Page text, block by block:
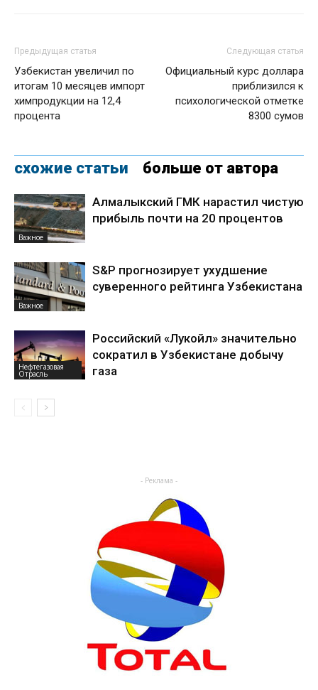
Предыдущая статья
Узбекистан увеличил по
итогам 10 месяцев импорт
химпродукции на 12,4
процента
Следующая статья
Официальный курс доллара
приблизился к
психологической отметке
8300 сумов
схожие статьи больше от автора
Важное
Алмалыкский ГМК нарастил чистую
прибыль почти на 20 процентов
Важное
S&P прогнозирует ухудшение
суверенного рейтинга Узбекистана
Нефтегазовая
Отрасль
Российский «Лукойл» значительно
сократил в Узбекистане добычу
газа
- Реклама -